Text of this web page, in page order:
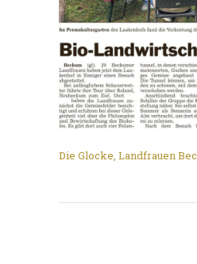
Die Glocke, Landfrauen